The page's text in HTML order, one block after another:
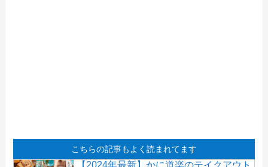
こちらの記事もよく読まれてます
【2024年最新】かに道楽のテイクアウト